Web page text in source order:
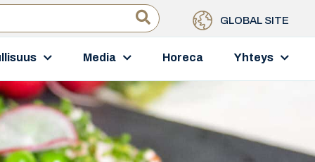
GLOBAL SITE
Media Horeca Yhteys